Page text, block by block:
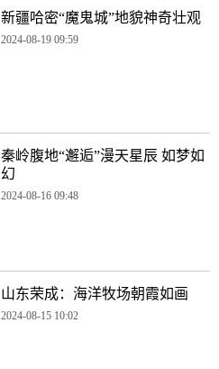
新疆哈密“魔鬼城”地貌神奇壮观
2024-08-19 09:59
秦岭腹地“邂逅”漫天星辰 如梦如
幻
2024-08-16 09:48
山东荣成：海洋牧场朝霞如画
2024-08-15 10:02